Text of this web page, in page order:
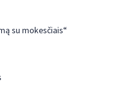
su mokesčiais“